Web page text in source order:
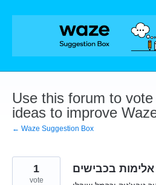
Skip
Use this forum to
ideas to improve
← Waze Suggestion Box
בכבישים 1
vote